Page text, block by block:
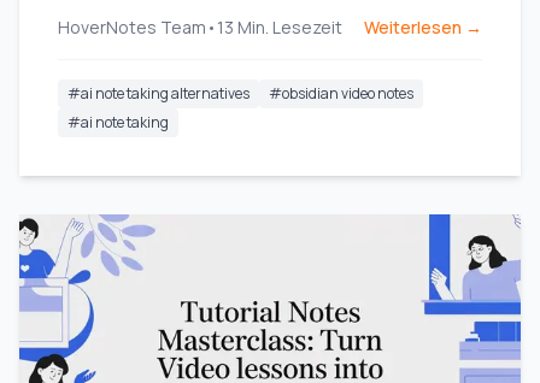
Nutzer.
HoverNotes Team • 13 Min. Lesezeit Weiterlesen →
#ai note taking alternatives #obsidian video notes
#ai note taking